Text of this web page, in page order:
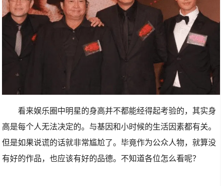
看来娱乐圈中明星的身高并不都能经得起考验的，其实身
高是每个人无法决定的。与基因和小时候的生活因素都有关。
但是如果说谎的话就非常尴尬了。毕竟作为公众人物，就算没
有好的作品，也应该有好的品德。不知道各位怎么看呢？